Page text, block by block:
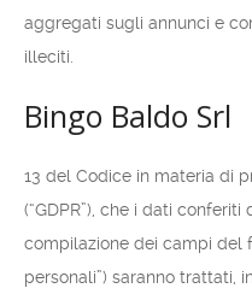
aggregati sugli annunci e
illeciti.
Bingo Baldo Srl
13 del Codice in materia di
(“GDPR”), che i dati
compilazione dei campi del
personali”) saranno trattati,